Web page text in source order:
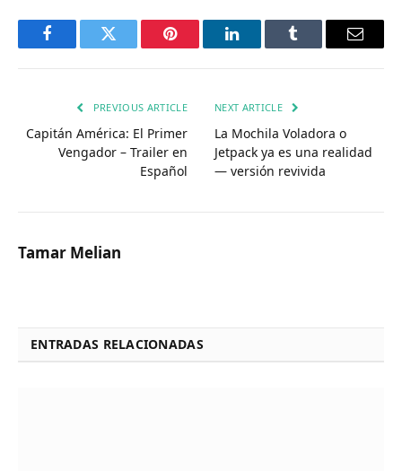
FacebookTwitter Pinterest LinkedInTumblr Email
PREVIOUS ARTICLE
Capitán América: El Primer
Vengador – Trailer en
Español
NEXT ARTICLE
La Mochila Voladora o
Jetpack ya es una realidad
— versión revivida
Tamar Melian
ENTRADAS RELACIONADAS